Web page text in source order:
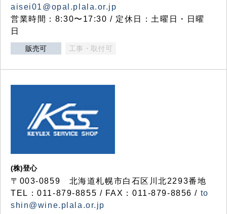
aisei01@opal.plala.or.jp
営業時間：8:30〜17:30 / 定休日：土曜日・日曜
日
販売可 工事・取付可
(株)登心
〒003-0859 北海道札幌市白石区川北2293番地
TEL：011-879-8855 / FAX：011-879-8856 / to
shin@wine.plala.or.jp